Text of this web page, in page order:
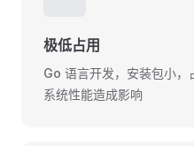
极低占用
Go 语言开发，安装包小
系统性能造成影响